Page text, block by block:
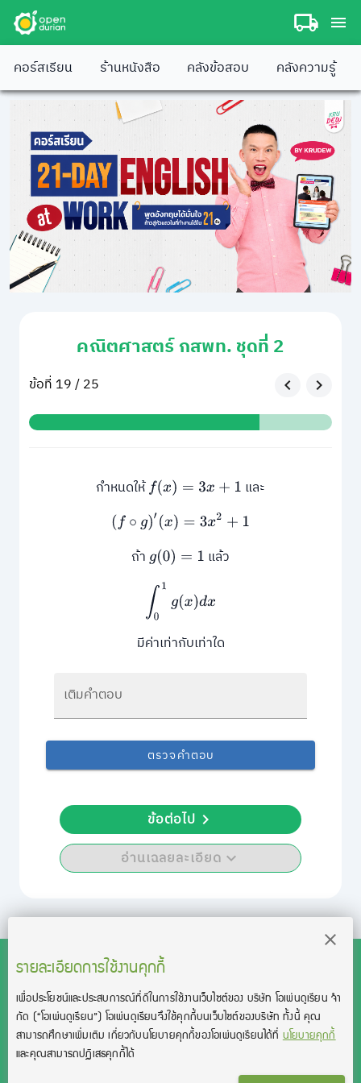
คอร์สเรียน ร้านหนังสือ คลังข้อสอบ คลังความรู้
คณิตศาสตร์ กสพท. ชุดที่ 2
ข้อที่ 19 / 25
กำหนดให้f(x)=3x+ 1
และ
(f∘g)′(x) =3 x2+1
ถ้าg(0)= 1
แล้ว
∫0 g( )d x
มีค่าเท่ากับเท่าใด
เติมคำตอบ
ตรวจคำตอบ
อ่านเฉลยละเอียด
ข้อต่อไป
รายละเอียดการใช้งานคุกกี้
เพื่อประโยชน์และประสบการณ์ที่ดีในการใช้งานเว็บไซต์ของ บริษัท โอเพ่นดูเรียน จํา
กัด (“โอเพ่นดูเรียน”)โอเพ่นดูเรียนจึงใช้คุกกี้บนเว็บไซต์ของบริษัท ทั้งนี้ คุณ
สามารถศึกษาเพิ่มเติม เกี่ยวกับนโยบายคุกกี้ของโอเพ่นดูเรียนได้ที่นโยบายคุกกี้
และคุณสามารถปฏิเสธคุกกี้ได้
สงวนลิขสิทธิ์โดย บริษัท โอเพ่นดูเรียน จำกัด 2021 ©︎ OpenDurian
Co., Ltd.
TOEIC® and TOEFL® are registered trademarks of Educational Testing